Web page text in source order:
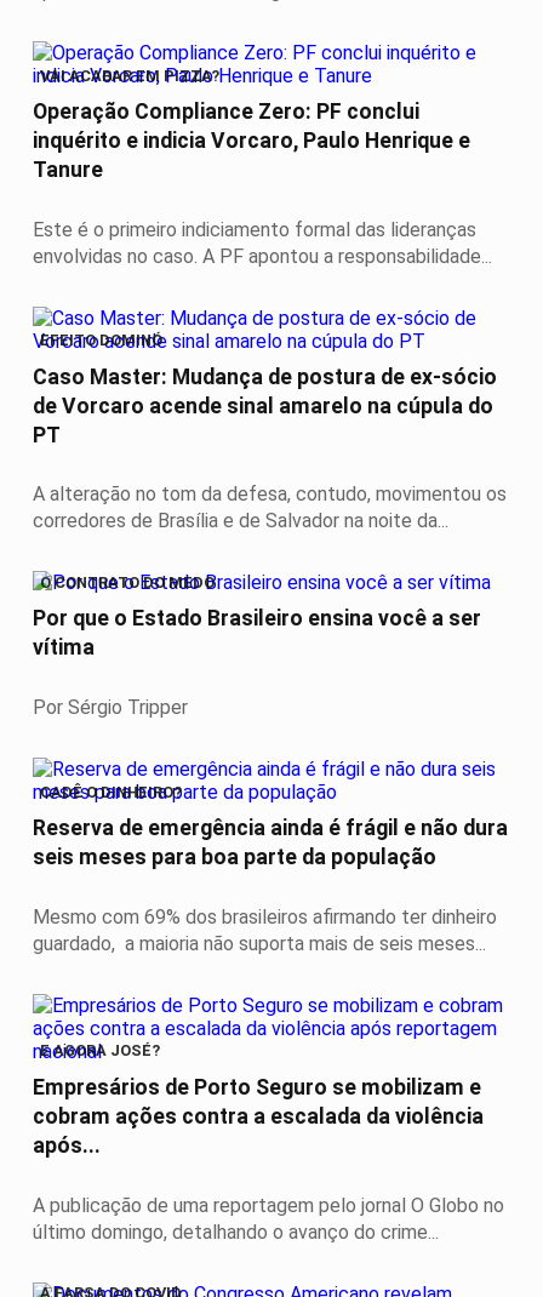
VAI ACABAR EM PIZZA?
Operação Compliance Zero: PF conclui
inquérito e indicia Vorcaro, Paulo Henrique e
Tanure
Este é o primeiro indiciamento formal das lideranças
envolvidas no caso. A PF apontou a responsabilidade...
EFEITO DOMINÓ
Caso Master: Mudança de postura de ex-sócio
de Vorcaro acende sinal amarelo na cúpula do
PT
A alteração no tom da defesa, contudo, movimentou os
corredores de Brasília e de Salvador na noite da...
O CONTRATO DO MEDO
Por que o Estado Brasileiro ensina você a ser
vítima
Por Sérgio Tripper
CADÊ O DINHEIRO?
Reserva de emergência ainda é frágil e não dura
seis meses para boa parte da população
Mesmo com 69% dos brasileiros afirmando ter dinheiro
guardado, a maioria não suporta mais de seis meses...
E AGORA JOSÉ?
Empresários de Porto Seguro se mobilizam e
cobram ações contra a escalada da violência
após...
A publicação de uma reportagem pelo jornal O Globo no
último domingo, detalhando o avanço do crime...
A FARSA DO COVID